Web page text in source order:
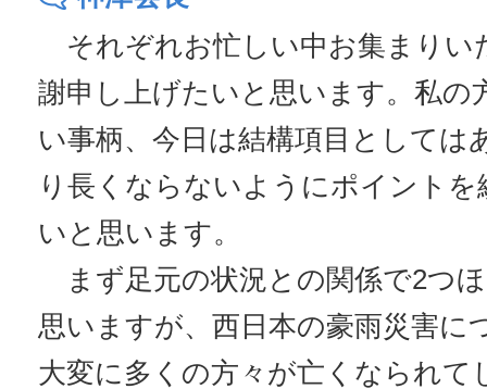
それぞれお忙しい中お集まりい
謝申し上げたいと思います。私の
い事柄、今日は結構項目としては
り長くならないようにポイント
いと思います。
まず足元の状況との関係で2つ
思いますが、西日本の豪雨災害に
大変に多くの方々が亡くなられて